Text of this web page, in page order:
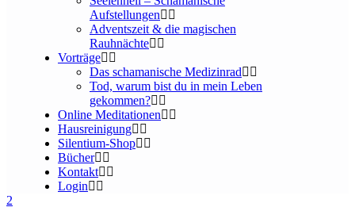
Aufstellungen
Adventszeit & die magischen
Rauhnächte
Vorträge
Das schamanische Medizinrad
Tod, warum bist du in mein Leben
gekommen?
Online Meditationen
Hausreinigung
Silentium-Shop
Bücher
Kontakt
Login